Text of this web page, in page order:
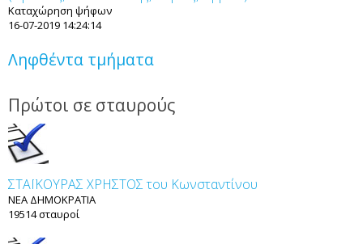
Καταχώρηση ψήφων
16-07-2019 14:24:14
Ληφθέντα τμήματα
Πρώτοι σε σταυρούς
ΣΤΑΪΚΟΥΡΑΣ ΧΡΗΣΤΟΣ του Κωνσταντίνου
ΝΕΑ ΔΗΜΟΚΡΑΤΙΑ
19514 σταυροί